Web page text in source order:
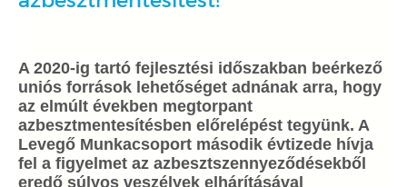
A 2020-ig tartó fejlesztési időszakban beérkező
uniós források lehetőséget adnának arra, hogy
az elmúlt években megtorpant
azbesztmentesítésben előrelépést tegyünk. A
Levegő Munkacsoport második évtizede hívja
fel a figyelmet az azbesztszennyeződésekből
eredő súlyos veszélyek elhárításával